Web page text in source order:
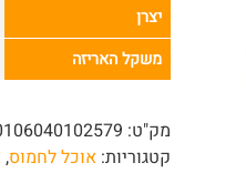
יצרן
משקל האריזה
מק"ט:
קטגוריות: אוכל לחמוס,